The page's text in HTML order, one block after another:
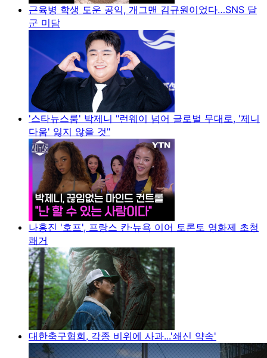
근육병 학생 도운 공익, 개그맨 김규원이었다…SNS 달
군 미담
'스타뉴스룸' 박제니 "런웨이 넘어 글로벌 무대로, '제니
다움' 잃지 않을 것"
나홍진 '호프', 프랑스 칸·뉴욕 이어 토론토 영화제 초청
쾌거
대한축구협회, 각종 비위에 사과...'쇄신 약속'